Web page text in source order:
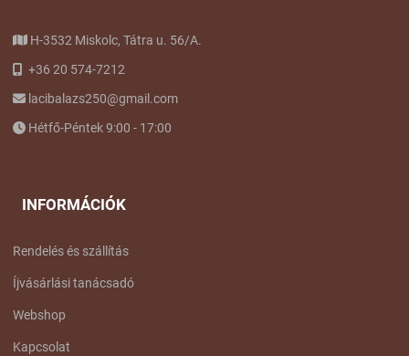
H-3532 Miskolc, Tátra u. 56/A.
+36 20 574-7212
lacibalazs250@gmail.com
Hétfő-Péntek 9:00 - 17:00
INFORMÁCIÓK
Rendelés és szállítás
Íjvásárlási tanácsadó
Webshop
Kapcsolat